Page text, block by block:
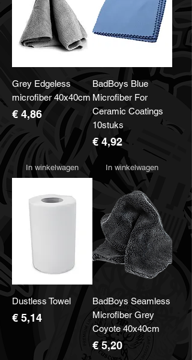
Grey Edgeless
microfiber 40x40cm
Prijs
€ 4,86
In winkelwagen
BadBoys Blue
Microfiber For
Ceramic Coatings
10stuks
Prijs
€ 4,92
In winkelwagen
Dustless Towel
Prijs
€ 5,14
BadBoys Seamless
Microfiber Grey
Coyote 40x40cm
Prijs
€ 5,20